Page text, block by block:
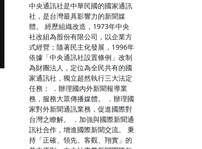
中央通訊社是中華民國的國家通訊
社，是台灣最具影響力的新聞媒
體。 經歷組織改造，1973年中央
社改組為股份有限公司，以企業方
式經營；隨著民主化發展，1996年
依據「中央通訊社設置條例」改制
為財團法人，定位為全民共有的國
家通訊社，獨立超然執行三大法定
任務： ．辦理國內外新聞報導業
務，服務大眾傳播媒體。 ．辦理國
家對外新聞通訊業務，促進國際對
台灣之瞭解。 ．加強與國際新聞通
訊社合作，增進國際新聞交流。 秉
持「正確、領先、客觀、翔實」的